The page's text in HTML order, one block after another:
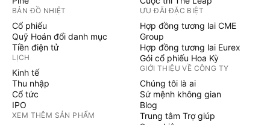
BẢN ĐỒ NHIỆT
Cổ phiếu
Quỹ Hoán đổi danh mục
Tiền điện tử
LỊCH
Kinh tế
Thu nhập
Cổ tức
IPO
XEM THÊM SẢN PHẨM
ƯU ĐÃI ĐẶC BIỆT
Hợp đồng tương lai CME
Group
Hợp đồng tương lai Eurex
Gói cổ phiếu Hoa Kỳ
GIỚI THIỆU VỀ CÔNG TY
Chúng tôi là ai
Sứ mệnh không gian
Blog
Trung tâm Trợ giúp